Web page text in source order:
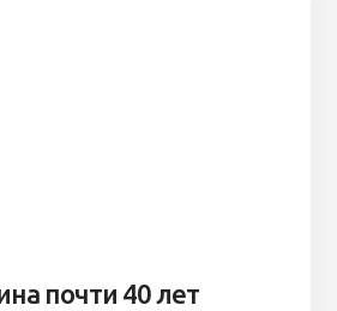
почти 40 лет